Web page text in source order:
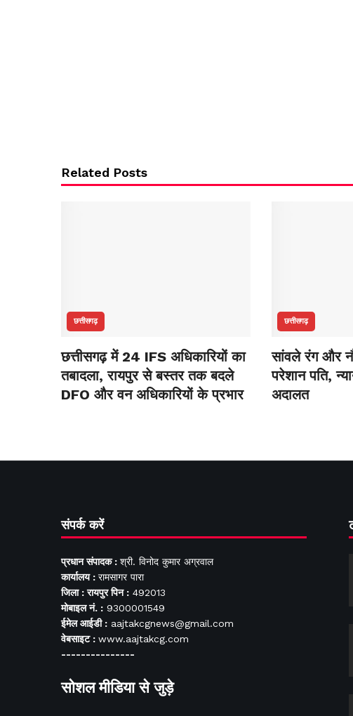
Related Posts
छत्तीसगढ़
छत्तीसगढ़ में 24 IFS अधिकारियों का
तबादला, रायपुर से बस्तर तक बदले
DFO और वन अधिकारियों के प्रभार
छत्तीसगढ़
सांवले रंग और
परेशान पति,
अदालत
संपर्क करें
प्रधान संपादक : श्री. विनोद कुमार अग्रवाल
कार्यालय : रामसागर पारा
जिला : रायपुर पिन : 492013
मोबाइल नं. : 9300001549
ईमेल आईडी : aajtakcgnews@gmail.com
वेबसाइट : www.aajtakcg.com
---------------
सोशल मीडिया से जुड़े